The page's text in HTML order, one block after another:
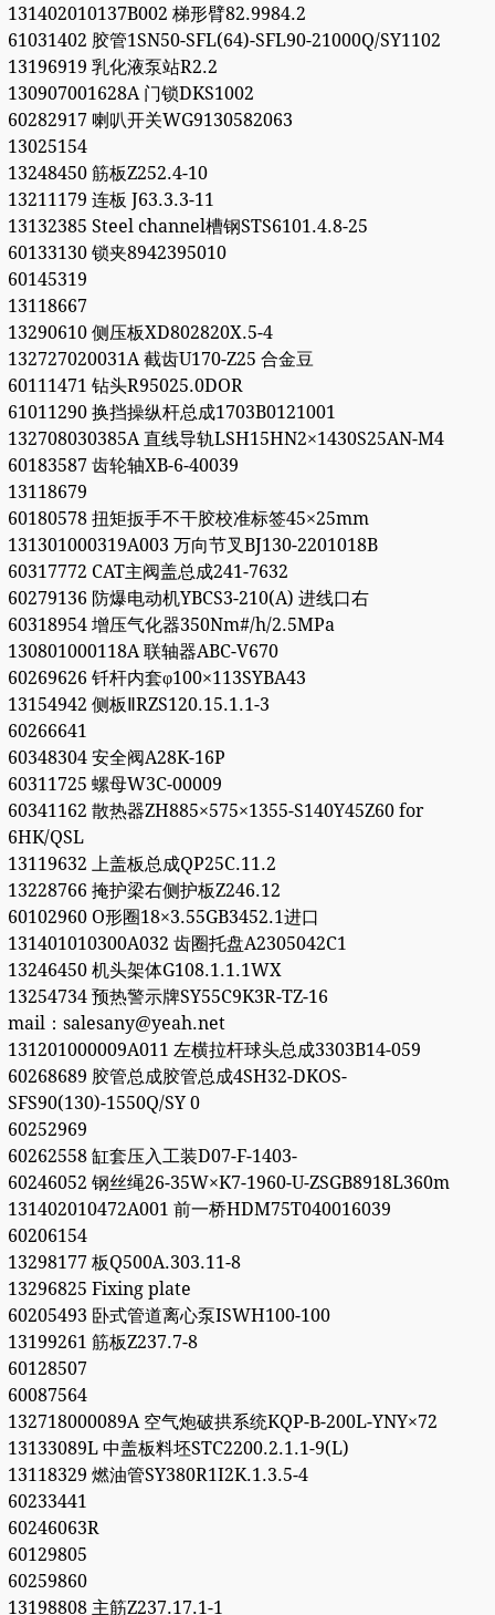
131402010137B002 梯形臂82.9984.2
61031402 胶管1SN50-SFL(64)-SFL90-21000Q/SY1102
13196919 乳化液泵站R2.2
130907001628A 门锁DKS1002
60282917 喇叭开关WG9130582063
13025154
13248450 筋板Z252.4-10
13211179 连板 J63.3.3-11
13132385 Steel channel槽钢STS6101.4.8-25
60133130 锁夹8942395010
60145319
13118667
13290610 侧压板XD802820X.5-4
132727020031A 截齿U170-Z25 合金豆
60111471 钻头R95025.0DOR
61011290 换挡操纵杆总成1703B0121001
132708030385A 直线导轨LSH15HN2×1430S25AN-M4
60183587 齿轮轴XB-6-40039
13118679
60180578 扭矩扳手不干胶校准标签45×25mm
131301000319A003 万向节叉BJ130-2201018B
60317772 CAT主阀盖总成241-7632
60279136 防爆电动机YBCS3-210(A) 进线口右
60318954 增压气化器350Nm#/h/2.5MPa
130801000118A 联轴器ABC-V670
60269626 钎杆内套φ100×113SYBA43
13154942 侧板ⅡRZS120.15.1.1-3
60266641
60348304 安全阀A28K-16P
60311725 螺母W3C-00009
60341162 散热器ZH885×575×1355-S140Y45Z60 for
6HK/QSL
13119632 上盖板总成QP25C.11.2
13228766 掩护梁右侧护板Z246.12
60102960 O形圈18×3.55GB3452.1进口
131401010300A032 齿圈托盘A2305042C1
13246450 机头架体G108.1.1.1WX
13254734 预热警示牌SY55C9K3R-TZ-16
mail：salesany@yeah.net
131201000009A011 左横拉杆球头总成3303B14-059
60268689 胶管总成胶管总成4SH32-DKOS-
SFS90(130)-1550Q/SY 0
60252969
60262558 缸套压入工装D07-F-1403-
60246052 钢丝绳26-35W×K7-1960-U-ZSGB8918L360m
131402010472A001 前一桥HDM75T040016039
60206154
13298177 板Q500A.303.11-8
13296825 Fixing plate
60205493 卧式管道离心泵ISWH100-100
13199261 筋板Z237.7-8
60128507
60087564
132718000089A 空气炮破拱系统KQP-B-200L-YNY×72
13133089L 中盖板料坯STC2200.2.1.1-9(L)
13118329 燃油管SY380R1I2K.1.3.5-4
60233441
60246063R
60129805
60259860
13198808 主筋Z237.17.1-1